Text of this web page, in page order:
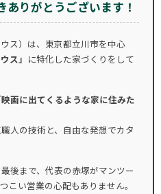
ありがとうございます！
ス）は、東京都立川市を中心
ス」 に特化した家づくりをして
画に出てくるような家に住みた
人の技術と、自由な発想でカタ
後まで、代表の赤塚がマンツー
こい営業の心配もありません。